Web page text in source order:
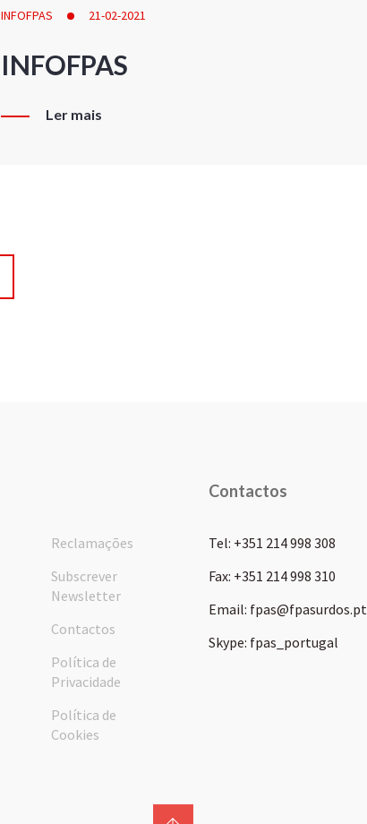
INFOFPAS 21-02-2021
INFOFPAS
Ler mais
Reclamações
Subscrever
Newsletter
Contactos
Política de
Privacidade
Política de
Cookies
Contactos
Tel: +351 214 998 308
Fax: +351 214 998 310
Email: fpas@fpasurdos.pt
Skype: fpas_portugal